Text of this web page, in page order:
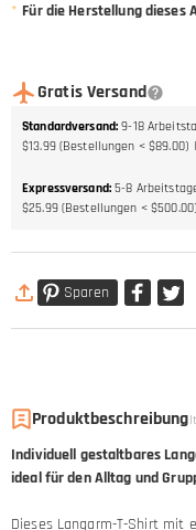
* Für die Herstellung dieses
Gratis Versand
Standardversand: 9-18
$13.99 (Bestellungen < $89.00)
Expressversand: 5-8
$25.99 (Bestellungen < $500.00)
Sparen
Produktbeschreibung
Individuell gestaltbares
ideal für den Alltag und
Dieses Langarm-T-Shirt mit